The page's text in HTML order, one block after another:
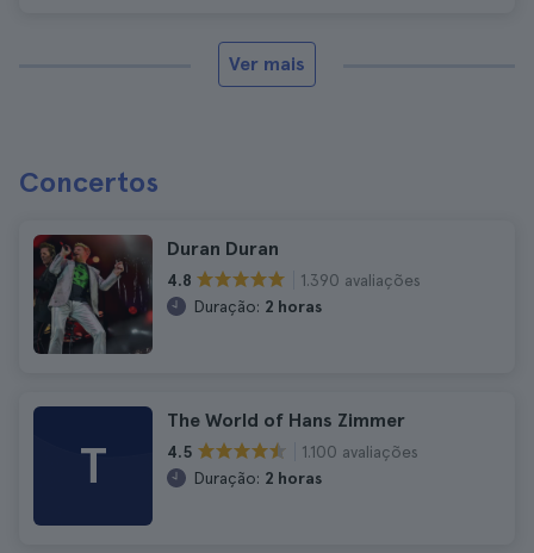
Ver mais
Concertos
Duran Duran
4.8
1.390 avaliações
Duração: 2 horas
T
The World of Hans Zimmer
4.5
1.100 avaliações
Duração: 2 horas